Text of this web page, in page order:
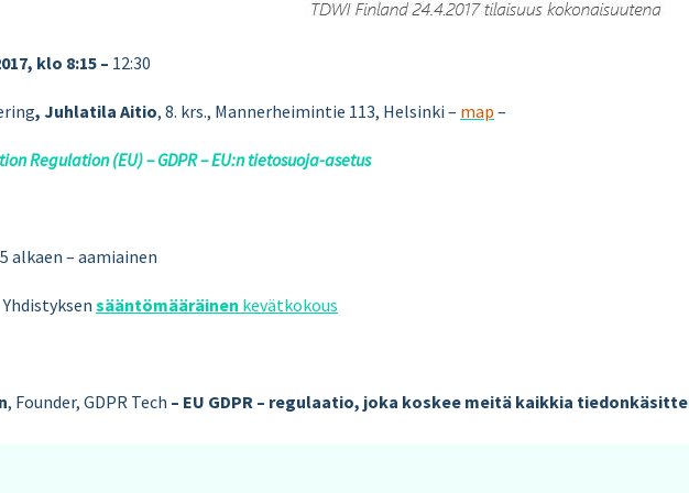
klo 8:15 – 12:30
, Juhlatila Aitio, 8. krs., Mannerheimintie 113, Helsinki – map –
Regulation (EU) – GDPR – EU:n tietosuoja-asetus
alkaen – aamiainen
sääntömääräinen kevätkokous
, Founder, GDPR Tech – EU GDPR – regulaatio, joka koskee meitä kaikkia